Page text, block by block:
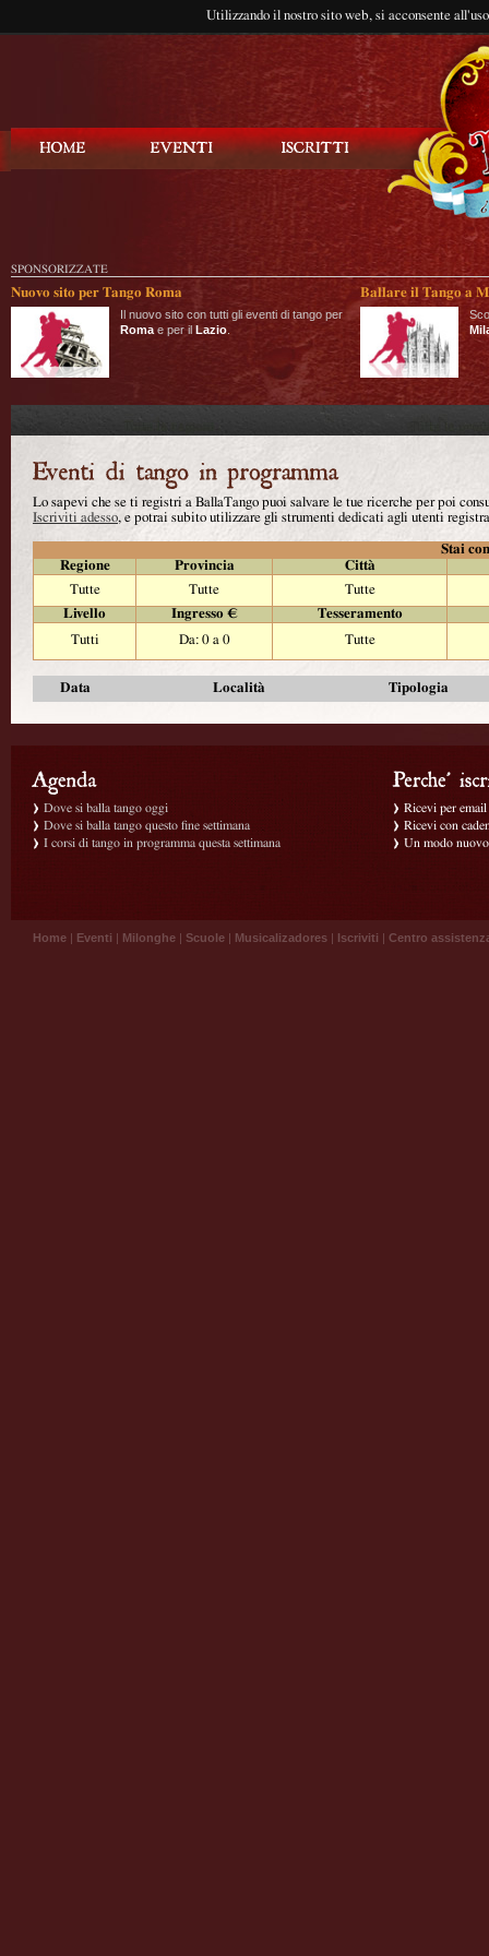
Utilizzando il nostro sito web, si acconsente
SPONSORIZZATE
Nuovo sito per Tango Roma
Il nuovo sito con tutti gli eventi di tango per
Roma e per il Lazio
Ballare il Tango a
Lo sapevi che se ti registri a BallaTango puoi salvare le tue ricerche per poi
Iscriviti adesso, e potrai subito utilizzare gli strumenti dedicati agli utenti
Stai
Regione
Provincia
Città
Tutte
Tutte
Tutte
Livello
Ingresso €
Tesseramento
Tutti
Da: 0 a 0 Tutte
Data Località Tipologia
Dove si balla tango oggi
Dove si balla tango questo fine settimana
I corsi di tango in programma questa settimana
Ricevi per
Ricevi con
Un modo
Home | Eventi | Milonghe | Scuole | Musicalizadores | Iscriviti | Centro